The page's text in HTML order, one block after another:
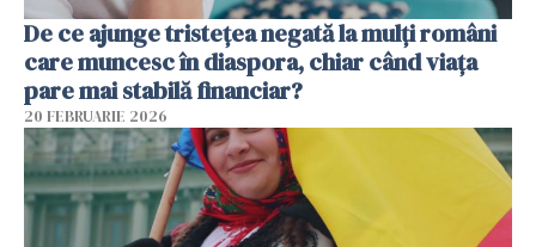
De ce ajunge tristețea negată la mulți români
care muncesc în diaspora, chiar când viața
pare mai stabilă financiar?
20 FEBRUARIE 2026